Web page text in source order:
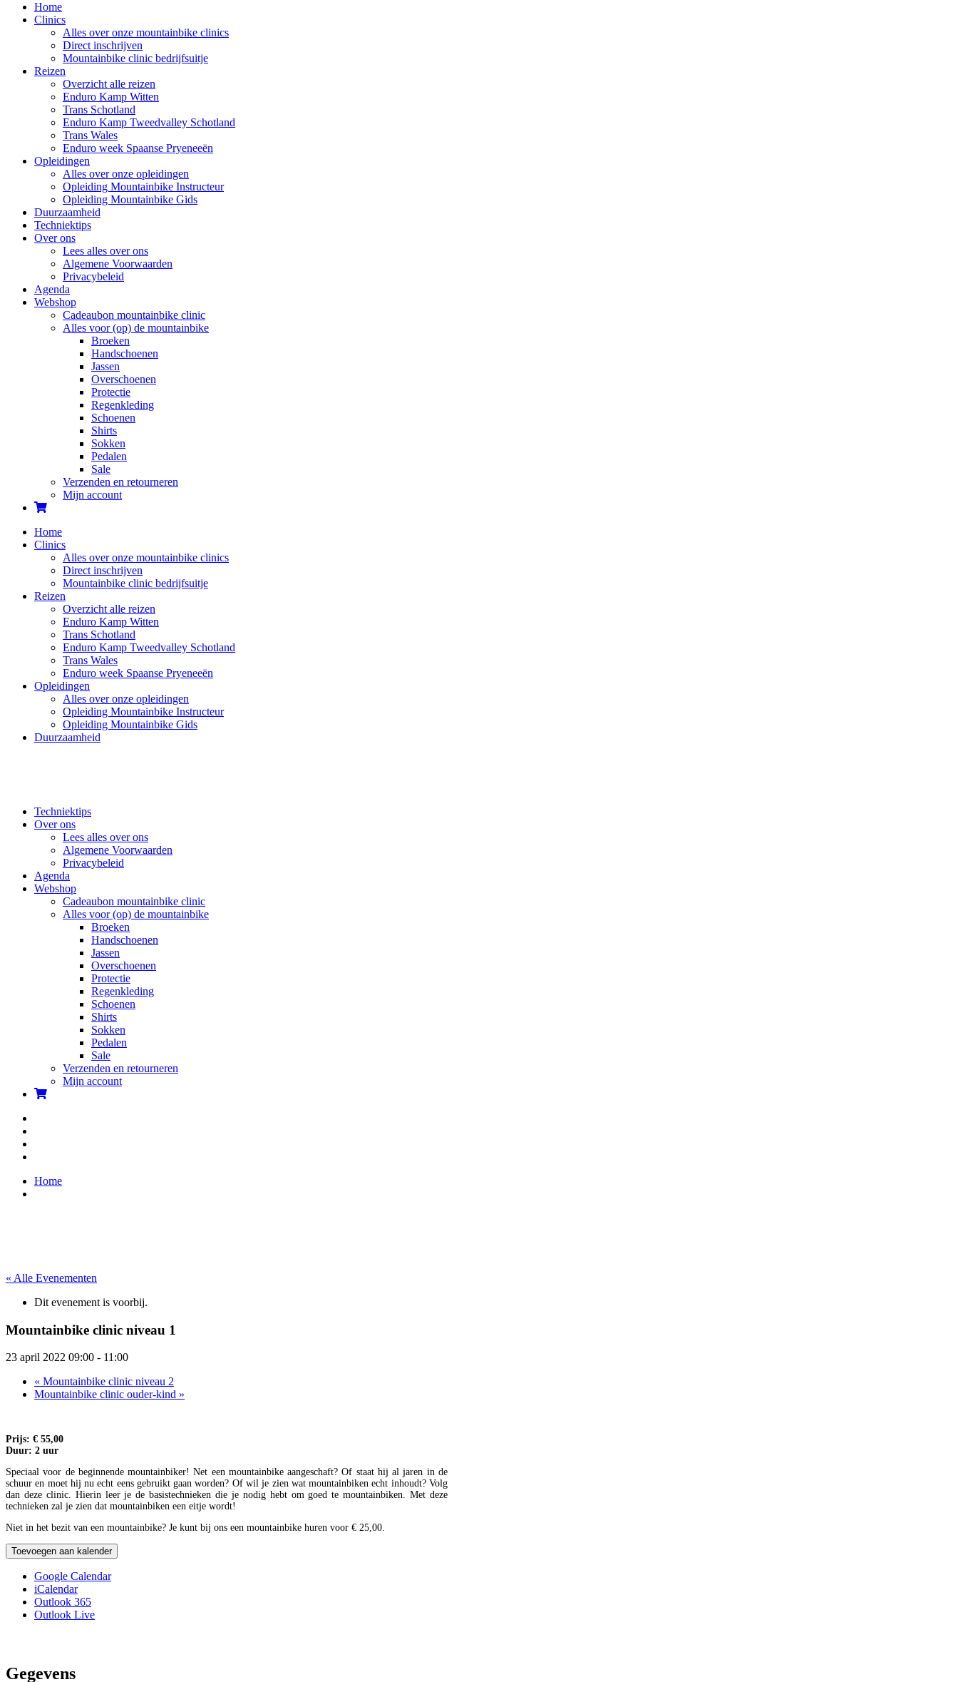
Home
Clinics
Alles over onze mountainbike clinics
Direct inschrijven
Mountainbike clinic bedrijfsuitje
Reizen
Overzicht alle reizen
Enduro Kamp Witten
Trans Schotland
Enduro Kamp Tweedvalley Schotland
Trans Wales
Enduro week Spaanse Pryeneeën
Opleidingen
Alles over onze opleidingen
Opleiding Mountainbike Instructeur
Opleiding Mountainbike Gids
Duurzaamheid
Techniektips
Over ons
Lees alles over ons
Algemene Voorwaarden
Privacybeleid
Agenda
Webshop
Cadeaubon mountainbike clinic
Alles voor (op) de mountainbike
Broeken
Handschoenen
Jassen
Overschoenen
Protectie
Regenkleding
Schoenen
Shirts
Sokken
Pedalen
Sale
Verzenden en retourneren
Mijn account
Home
Clinics
Alles over onze mountainbike clinics
Direct inschrijven
Mountainbike clinic bedrijfsuitje
Reizen
Overzicht alle reizen
Enduro Kamp Witten
Trans Schotland
Enduro Kamp Tweedvalley Schotland
Trans Wales
Enduro week Spaanse Pryeneeën
Opleidingen
Alles over onze opleidingen
Opleiding Mountainbike Instructeur
Opleiding Mountainbike Gids
Duurzaamheid
Techniektips
Over ons
Lees alles over ons
Algemene Voorwaarden
Privacybeleid
Agenda
Webshop
Cadeaubon mountainbike clinic
Alles voor (op) de mountainbike
Broeken
Handschoenen
Jassen
Overschoenen
Protectie
Regenkleding
Schoenen
Shirts
Sokken
Pedalen
Sale
Verzenden en retourneren
Mijn account
Home
« Alle Evenementen
Dit evenement is voorbij.
Mountainbike clinic niveau 1
23 april 2022 09:00 - 11:00
« Mountainbike clinic niveau 2
Mountainbike clinic ouder-kind »
Prijs: € 55,00
Duur: 2 uur
Speciaal voor de beginnende mountainbiker! Net een mountainbike aangeschaft? Of staat hij al jaren in de
schuur en moet hij nu echt eens gebruikt gaan worden? Of wil je zien wat mountainbiken echt inhoudt? Volg
dan deze clinic. Hierin leer je de basistechnieken die je nodig hebt om goed te mountainbiken. Met deze
technieken zal je zien dat mountainbiken een eitje wordt!
Niet in het bezit van een mountainbike? Je kunt bij ons een mountainbike huren voor € 25,00.
Toevoegen aan kalender
Google Calendar
iCalendar
Outlook 365
Outlook Live
Gegevens